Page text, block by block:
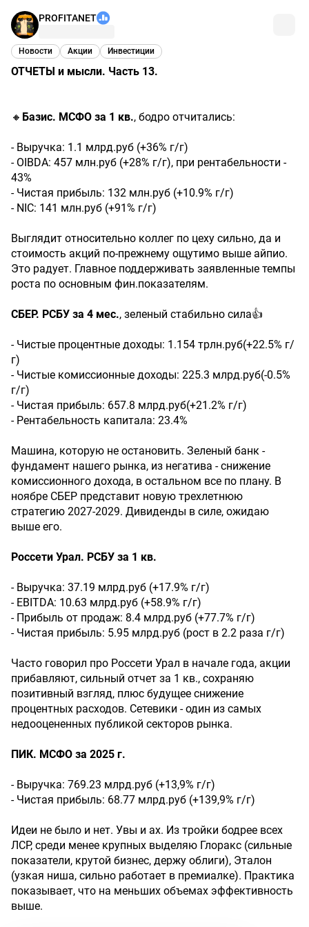
PROFITANET
Новости Акции Инвестиции
ОТЧЕТЫ и мысли. Часть 13.
🔸 Базис. МСФО за 1 кв., бодро отчитались:
- Выручка: 1.1 млрд.руб (+36% г/г)
- OIBDA: 457 млн.руб (+28% г/г), при рентабельности -
43%
- Чистая прибыль: 132 млн.руб (+10.9% г/г)
- NIC: 141 млн.руб (+91% г/г)
Выглядит относительно коллег по цеху сильно, да и
стоимость акций по-прежнему ощутимо выше айпио.
Это радует. Главное поддерживать заявленные темпы
роста по основным фин.показателям.
СБЕР. РСБУ за 4 мес., зеленый стабильно сила👍
- Чистые процентные доходы: 1.154 трлн.руб(+22.5% г/
г)
- Чистые комиссионные доходы: 225.3 млрд.руб(-0.5%
г/г)
- Чистая прибыль: 657.8 млрд.руб(+21.2% г/г)
- Рентабельность капитала: 23.4%
Машина, которую не остановить. Зеленый банк -
фундамент нашего рынка, из негатива - снижение
комиссионного дохода, в остальном все по плану. В
ноябре СБЕР представит новую трехлетнюю
стратегию 2027-2029. Дивиденды в силе, ожидаю
выше его.
Россети Урал. РСБУ за 1 кв.
- Выручка: 37.19 млрд.руб (+17.9% г/г)
- EBITDA: 10.63 млрд.руб (+58.9% г/г)
- Прибыль от продаж: 8.4 млрд.руб (+77.7% г/г)
- Чистая прибыль: 5.95 млрд.руб (рост в 2.2 раза г/г)
Часто говорил про Россети Урал в начале года, акции
прибавляют, сильный отчет за 1 кв., сохраняю
позитивный взгляд, плюс будущее снижение
процентных расходов. Сетевики - один из самых
недооцененных публикой секторов рынка.
ПИК. МСФО за 2025 г.
- Выручка: 769.23 млрд.руб (+13,9% г/г)
- Чистая прибыль: 68.77 млрд.руб (+139,9% г/г)
Идеи не было и нет. Увы и ах. Из тройки бодрее всех
ЛСР, среди менее крупных выделяю Глоракс (сильные
показатели, крутой бизнес, держу облиги), Эталон
(узкая ниша, сильно работает в премиалке). Практика
показывает, что на меньших объемах эффективность
выше.